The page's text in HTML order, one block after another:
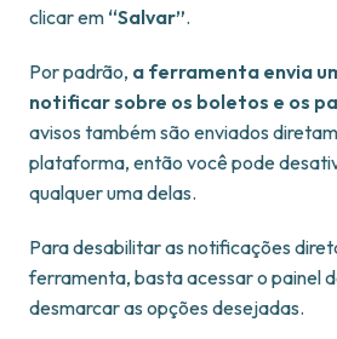
clicar em “Salvar”.
Por padrão, a ferramenta envia
notificar sobre os boletos e os
avisos também são enviados
plataforma, então você pode
qualquer uma delas.
Para desabilitar as notificações
ferramenta, basta acessar o painel
desmarcar as opções desejadas.